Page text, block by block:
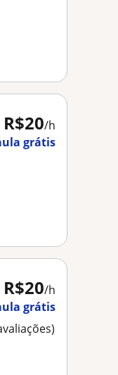
R$20/h
grátis
R$20/h
grátis